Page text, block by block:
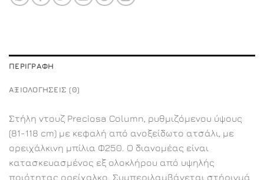
ΠΕΡΙΓΡΑΦΉ
ΑΞΙΟΛΟΓΉΣΕΙΣ (0)
Στήλη ντουζ Preciosa Column, ρυθμιζόμενου ύψους
(81-118 cm) με κεφαλή από ανοξείδωτο ατσάλι, με
ορειχάλκινη μπίλια Φ250. Ο διανομέας είναι
κατασκευασμένος εξ ολοκλήρου από υψηλής
ποιότητας ορείχαλκο. Συμπεριλαμβάνεται στήριγμά